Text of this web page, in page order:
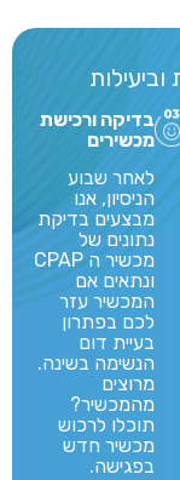
בדיקה ורכישת
מכשירים
לאחר שבוע
הניסיון, אנו
מבצעים בדיקת
נתונים של
מכשיר ה CPAP
ונתאים אם
המכשיר עזר
לכם בפתרון
בעיית דום
הנשימה בשינה.
מרוצים
מהמכשיר?
תוכלו לרכוש
מכשיר חדש
בפגישה.